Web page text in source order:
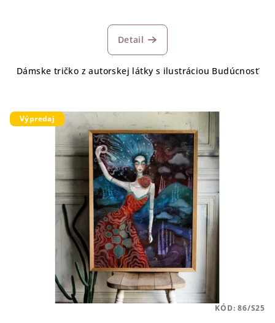
Detail
Dámske tričko z autorskej látky s ilustráciou Budúcnosť
Výpredaj
KÓD:86/S25